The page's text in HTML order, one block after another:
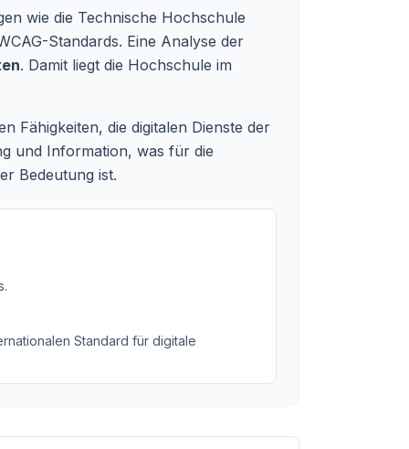
wie die Technische Hochschule
Standards. Eine Analyse der
. Damit liegt die Hochschule im
Fähigkeiten, die digitalen Dienste der
und Information, was für die
Bedeutung ist.
.
Standard für digitale